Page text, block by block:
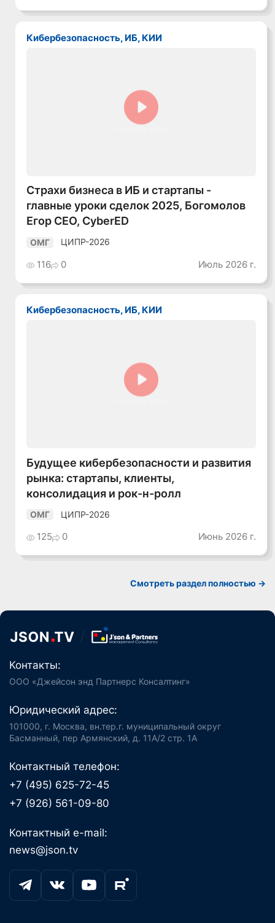
Кибербезопасность, ИБ, КИИ
Страхи бизнеса в ИБ и стартапы -
главные уроки сделок 2025, Богомолов
Егор CEO, CyberED
ОМГ ЦИПР-2026
116 0 Июль 2026 г.
Кибербезопасность, ИБ, КИИ
Будущее кибербезопасности и развития
рынка: стартапы, клиенты,
консолидация и рок-н-ролл
ОМГ ЦИПР-2026
125 0 Июнь 2026 г.
Смотреть раздел полностью ->
Контакты:
ООО «Джейсон энд Партнерс Консалтинг»
Юридический адрес:
101000, г. Москва, вн.тер.г. муниципальный округ
Басманный, пер Армянский, д. 11А/2 стр. 1А
Контактный телефон:
+7 (495) 625-72-45
+7 (926) 561-09-80
Контактный e-mail:
news@json.tv